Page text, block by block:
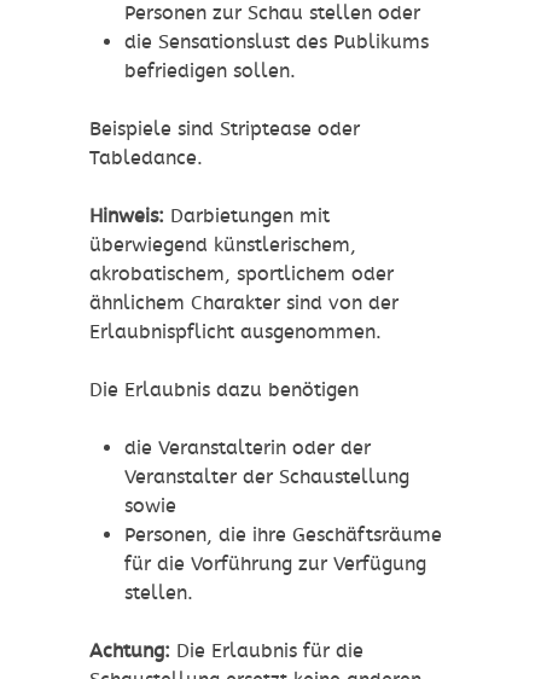
Personen zur Schau stellen oder
die Sensationslust des Publikums
befriedigen sollen.
Beispiele sind Striptease oder
Tabledance.
Hinweis: Darbietungen mit
überwiegend künstlerischem,
akrobatischem, sportlichem oder
ähnlichem Charakter sind von der
Erlaubnispflicht ausgenommen.
Die Erlaubnis dazu benötigen
die Veranstalterin oder der
Veranstalter der Schaustellung
sowie
Personen, die ihre Geschäftsräume
für die Vorführung zur Verfügung
stellen.
Achtung: Die Erlaubnis für die